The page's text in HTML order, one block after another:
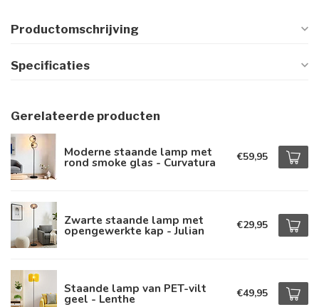
Productomschrijving
Specificaties
Gerelateerde producten
Moderne staande lamp met
rond smoke glas - Curvatura €59,95
Zwarte staande lamp met
opengewerkte kap - Julian €29,95
Staande lamp van PET-vilt
geel - Lenthe €49,95